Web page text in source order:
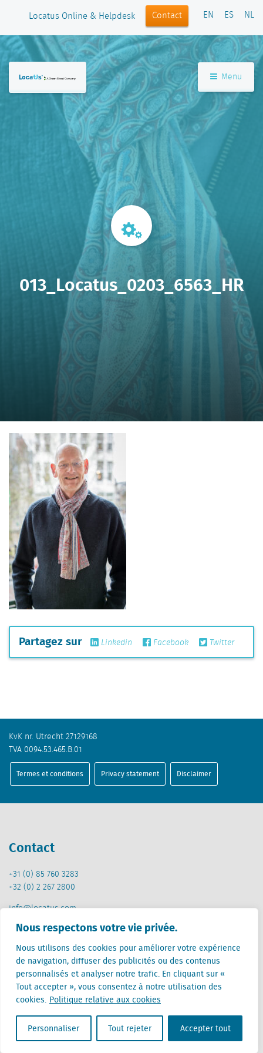
Nous respectons votre vie privée.
Nous utilisons des cookies pour améliorer votre expérience
de navigation, diffuser des publicités ou des contenus
personnalisés et analyser notre trafic. En cliquant sur «
Tout accepter », vous consentez à notre utilisation des
cookies. Politique relative aux cookies
Personnaliser Tout rejeter Accepter tout
Locatus Online & Helpdesk Contact EN ES NL
Menu
013_Locatus_0203_6563_HR
Partagez sur Linkedin Facebook Twitter
KvK nr. Utrecht 27129168
TVA 0094.53.465.B.01
Termes et conditions Privacy statement Disclaimer
Contact
+31 (0) 85 760 3283
+32 (0) 2 267 2800
info@locatus.com
Offices
Pays-Bas (siège)
Creative Valley
Stationsplein 32
3511 ED Utrecht
Belgique
Rue Cantersteen 47